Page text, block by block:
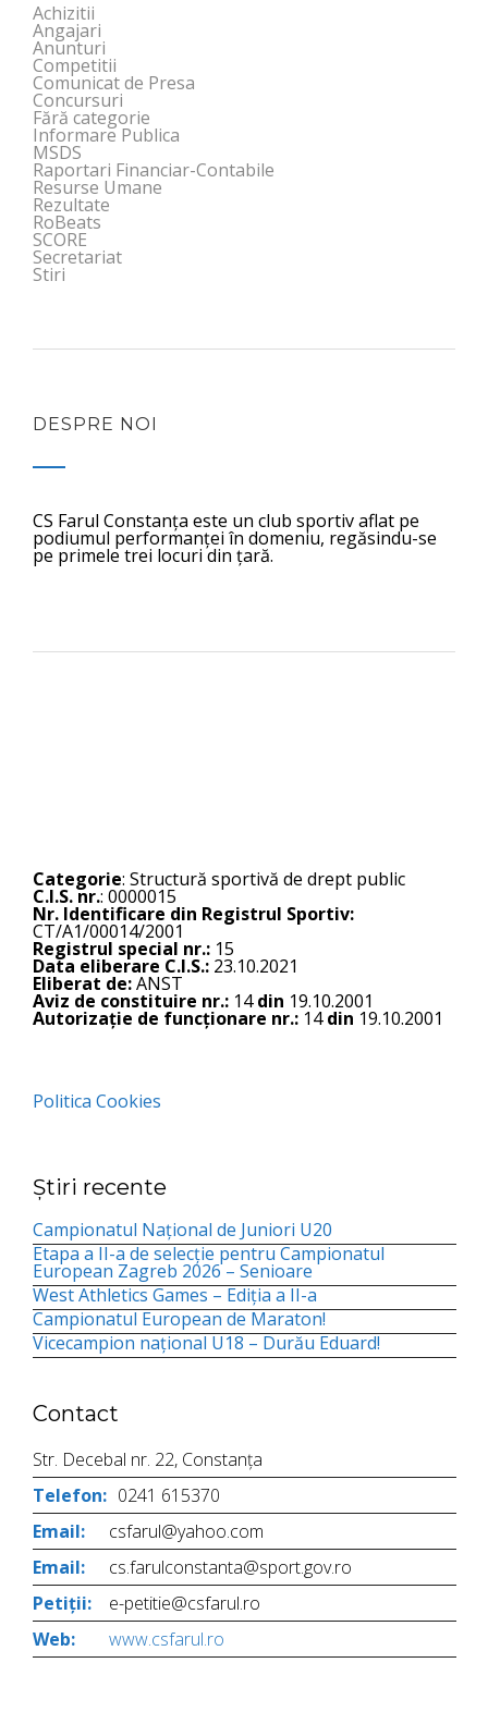
Achizitii
Angajari
Anunturi
Competitii
Comunicat de Presa
Concursuri
Fără categorie
Informare Publica
MSDS
Raportari Financiar-Contabile
Resurse Umane
Rezultate
RoBeats
SCORE
Secretariat
Stiri
DESPRE NOI
CS Farul Constanța este un club sportiv aflat pe
podiumul performanței în domeniu, regăsindu-se
pe primele trei locuri din țară.
Categorie: Structură sportivă de drept public
C.I.S. nr.: 0000015
Nr. Identificare din Registrul Sportiv:
CT/A1/00014/2001
Registrul special nr.: 15
Data eliberare C.I.S.: 23.10.2021
Eliberat de:ANST
Aviz de constituire nr.: 14din 19.10.2001
Autorizație de funcționare nr.: 14din 19.10.2001
Politica Cookies
Știri recente
Campionatul Național de Juniori U20
Etapa a II-a de selecție pentru Campionatul
European Zagreb 2026 – Senioare
West Athletics Games – Ediția a II-a
Campionatul European de Maraton!
Vicecampion național U18 – Durău Eduard!
Contact
Str. Decebal nr. 22, Constanța
Telefon: 0241 615370
Email:
csfarul@yahoo.com
Email:
cs.farulconstanta@sport.gov.ro
Petiții:
e-petitie@csfarul.ro
Web:
www.csfarul.ro